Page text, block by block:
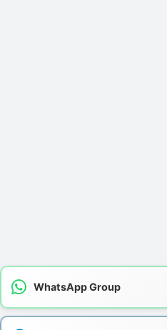
WhatsApp Group